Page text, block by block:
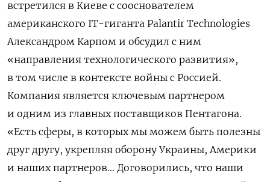
встретился в Киеве с сооснователем
американского IT-гиганта Palantir Technologies
Александром Карпом и обсудил с ним
«направления технологического развития»,
в том числе в контексте войны с Россией.
Компания является ключевым партнером
и одним из главных поставщиков Пентагона.
«Есть сферы, в которых мы можем быть полезны
друг другу, укрепляя оборону Украины, Америки
и наших партнеров… Договорились, что наши